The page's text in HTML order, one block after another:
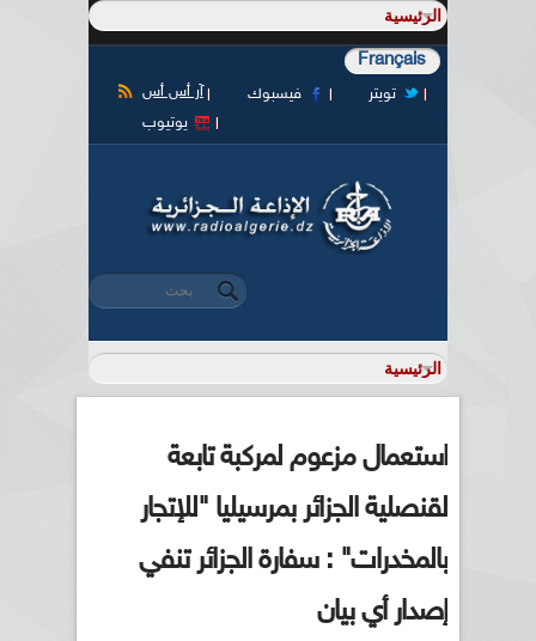
Français
آر أس أس فيسبوك
تويتر
يوتيوب
استمارة البحث
‏بحث ‏
استعمال مزعوم لمركبة تابعة
لقنصلية الجزائر بمرسيليا "للإتجار
بالمخدرات" : سفارة الجزائر تنفي
إصدار أي بيان